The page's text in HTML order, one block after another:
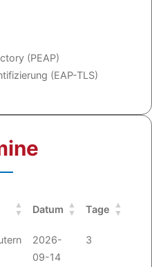
(PEAP)
(EAP-TLS)
Datum Tage
Datum Tage
2026-
09-14
3